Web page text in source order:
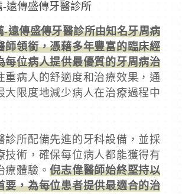
-遠傳盛傳牙醫診所
-遠傳盛傳牙醫診所由知名牙周病
師領銜，憑藉多年豐富的臨床經
每位病人提供最優質的牙周病治
重病人的舒適度和治療效果，通
大限度地減少病人在治療過程中
診所配備先進的牙科設備，並採
技術，確保每位病人都能獲得有
療體驗。倪志偉醫師始終堅持以
要，為每位患者提供最適合的治